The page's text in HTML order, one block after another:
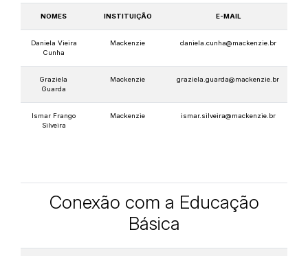
NOMES INSTITUIÇÃO E-MAIL
Daniela Vieira
Cunha
Mackenzie daniela.cunha@mackenzie.br
Graziela
Guarda
Mackenzie graziela.guarda@mackenzie.br
Ismar Frango
Silveira
Mackenzie ismar.silveira@mackenzie.br
Conexão com a Educação
Básica